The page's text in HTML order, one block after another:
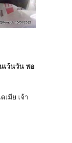
เว้นวัน พอ
มีย เจ้า